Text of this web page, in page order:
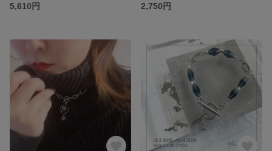
5,610円
2,750円